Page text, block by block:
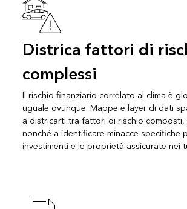
Districa fattori di
complessi
Il rischio finanziario correlato al clima è
uguale ovunque. Mappe e layer di dati
a districarti tra fattori di rischio
nonché a identificare minacce specifiche
investimenti e le proprietà assicurate nei